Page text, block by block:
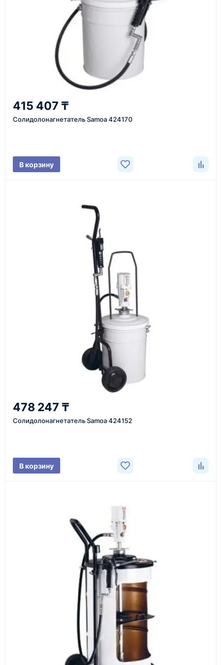
Казахстан и СНГ
доставка оборудования в разные города и
средний срок доставки по большинству поставок
проверка товара перед отправкой клиенту
Документы
счёт, договор, накладные и сопроводительные
материалы
Как оформить заказ
Оставьте заявку на сайте, по телефону или через
форму обратного звонка.
Уточнение задачи
Менеджер связывается с вами, уточняет
Подбираем оборудование, рассчитываем
стоимость товара и ориентировочную стоимость
Счёт и оплата
Согласовываем условия, готовим счёт, договор
или спецификацию и принимаем оплату по
415 407 ₸
Солидолонагнетатель Samoa 424170
В корзину
478 247 ₸
Солидолонагнетатель Samoa 424152
В корзину